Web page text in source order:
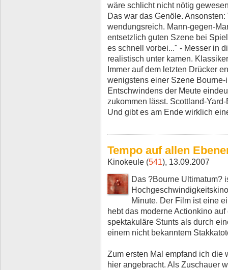
wäre schlicht nicht nötig
Das war das Genöle.
wendungsreich. Mann-gegen-
entsetzlich guten Szene bei
es schnell vorbei..." - Messer in
realistisch unter kamen.
Immer auf dem letzten Drücker
wenigstens einer Szene
Entschwindens der Meute
zukommen lässt. Scottland-Yard-
Und gibt es am Ende wirklich
Tempo auf allen
Kinokeule (541), 13.09.2007
Das ?Bourne Ultimatum?
Minute. Der Film ist eine
hebt das moderne Actionkino
spektakuläre Stunts als durch
einem nicht bekanntem
Zum ersten Mal empfand ich die
hier angebracht. Als Zuschauer